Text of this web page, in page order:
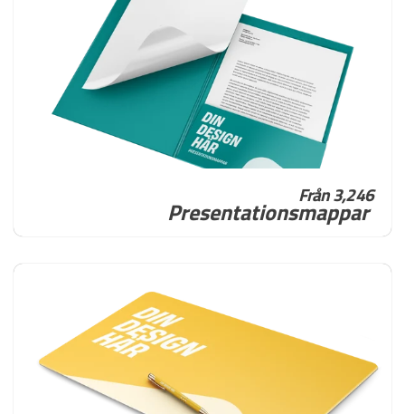
Från 3,246
Presentationsmappar